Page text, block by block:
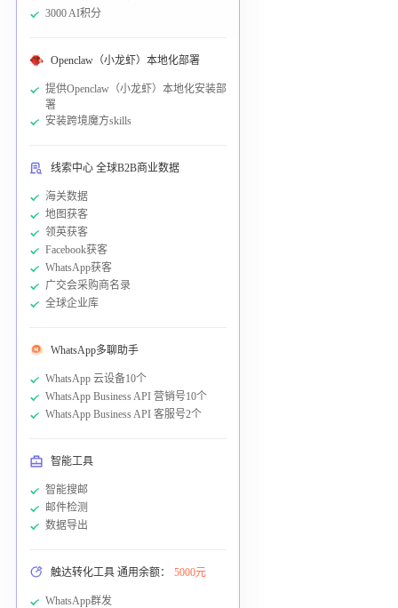
3000 AI积分
Openclaw（小龙虾）本地化部署
提供Openclaw（小龙虾）本地化安装部
署
安装跨境魔方skills
线索中心 全球B2B商业数据
海关数据
地图获客
领英获客
Facebook获客
WhatsApp获客
广交会采购商名录
全球企业库
WhatsApp多聊助手
WhatsApp 云设备10个
WhatsApp Business API 营销号10个
WhatsApp Business API 客服号2个
智能工具
智能搜邮
邮件检测
数据导出
触达转化工具 通用余额： 5000元
WhatsApp群发